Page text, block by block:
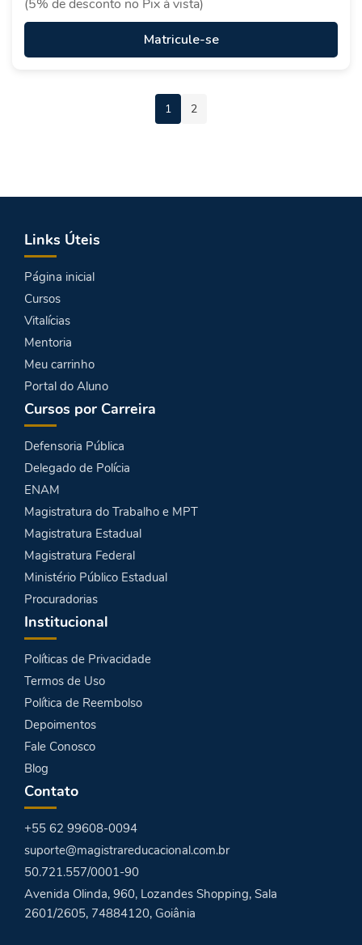
(5% de desconto no Pix à vista)
Matricule-se
1 2
Links Úteis
Página inicial
Cursos
Vitalícias
Mentoria
Meu carrinho
Portal do Aluno
Cursos por Carreira
Defensoria Pública
Delegado de Polícia
ENAM
Magistratura do Trabalho e MPT
Magistratura Estadual
Magistratura Federal
Ministério Público Estadual
Procuradorias
Institucional
Políticas de Privacidade
Termos de Uso
Política de Reembolso
Depoimentos
Fale Conosco
Blog
Contato
+55 62 99608-0094
suporte@magistrareducacional.com.br
50.721.557/0001-90
Avenida Olinda, 960, Lozandes Shopping, Sala
2601/2605, 74884120, Goiânia